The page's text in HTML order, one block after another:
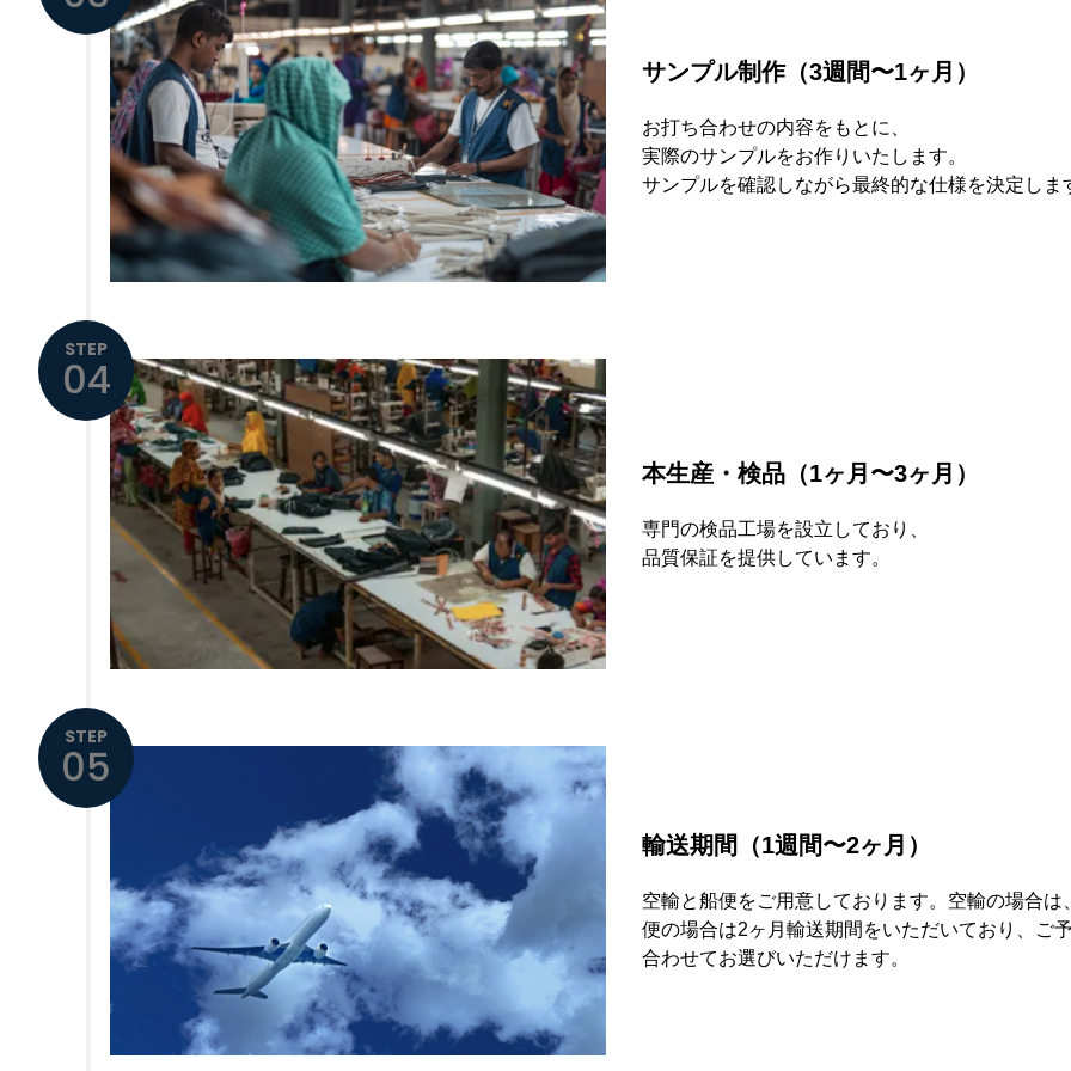
サンプル制作（3週間〜1ヶ月）
お打ち合わせの内容をもとに、
実際のサンプルをお作りいたします。
サンプルを確認しながら最終的な仕様を決定しま
STEP
04
本生産・検品（1ヶ月〜3ヶ月）
専門の検品工場を設立しており、
品質保証を提供しています。
STEP
05
輸送期間（1週間〜2ヶ月）
空輸と船便をご用意しております。空輸の場合は
便の場合は2ヶ月輸送期間をいただいており、ご
合わせてお選びいただけます。